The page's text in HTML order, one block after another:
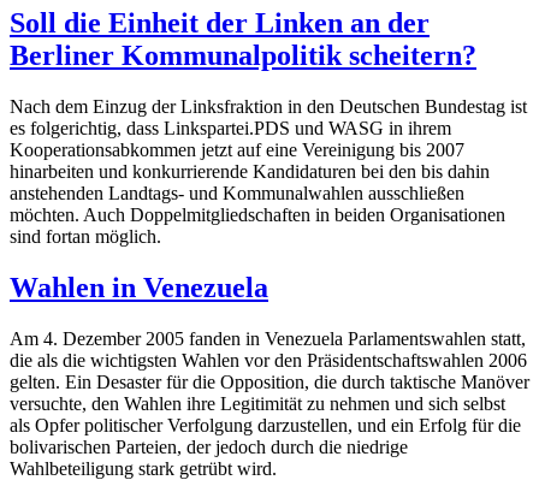
Soll die Einheit der Linken an der
Berliner Kommunalpolitik scheitern?
Nach dem Einzug der Linksfraktion in den Deutschen Bundestag ist
es folgerichtig, dass Linkspartei.PDS und WASG in ihrem
Kooperationsabkommen jetzt auf eine Vereinigung bis 2007
hinarbeiten und konkurrierende Kandidaturen bei den bis dahin
anstehenden Landtags- und Kommunalwahlen ausschließen
möchten. Auch Doppelmitgliedschaften in beiden Organisationen
sind fortan möglich.
Wahlen in Venezuela
Am 4. Dezember 2005 fanden in Venezuela Parlamentswahlen statt,
die als die wichtigsten Wahlen vor den Präsidentschaftswahlen 2006
gelten. Ein Desaster für die Opposition, die durch taktische Manöver
versuchte, den Wahlen ihre Legitimität zu nehmen und sich selbst
als Opfer politischer Verfolgung darzustellen, und ein Erfolg für die
bolivarischen Parteien, der jedoch durch die niedrige
Wahlbeteiligung stark getrübt wird.